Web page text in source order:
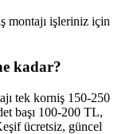
montajı işleriniz için
kadar?
tek korniş 150-250
başı 100-200 TL,
ücretsiz, güncel